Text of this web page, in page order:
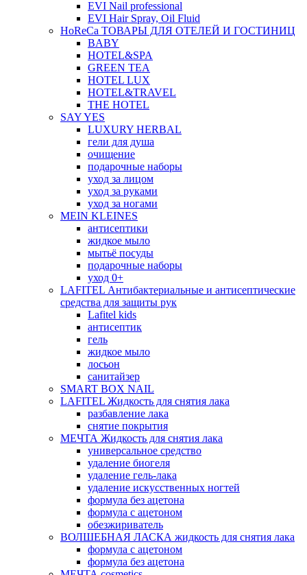
EVI Nail professional
EVI Hair Spray, Oil Fluid
HoReCa ТОВАРЫ ДЛЯ ОТЕЛЕЙ И ГОСТИНИЦ
BABY
HOTEL&SPA
GREEN TEA
HOTEL LUX
HOTEL&TRAVEL
THE HOTEL
SAY YES
LUXURY HERBAL
гели для душа
очищение
подарочные наборы
уход за лицом
уход за руками
уход за ногами
MEIN KLEINES
антисептики
жидкое мыло
мытьё посуды
подарочные наборы
уход 0+
LAFITEL Антибактериальные и антисептические
средства для защиты рук
Lafitel kids
антисептик
гель
жидкое мыло
лосьон
санитайзер
SMART BOX NAIL
LAFITEL Жидкость для снятия лака
разбавление лака
снятие покрытия
МЕЧТА Жидкость для снятия лака
универсальное средство
удаление биогеля
удаление гель-лака
удаление искусственных ногтей
формула без ацетона
формула с ацетоном
обезжириватель
ВОЛШЕБНАЯ ЛАСКА жидкость для снятия лака
формула с ацетоном
формула без ацетона